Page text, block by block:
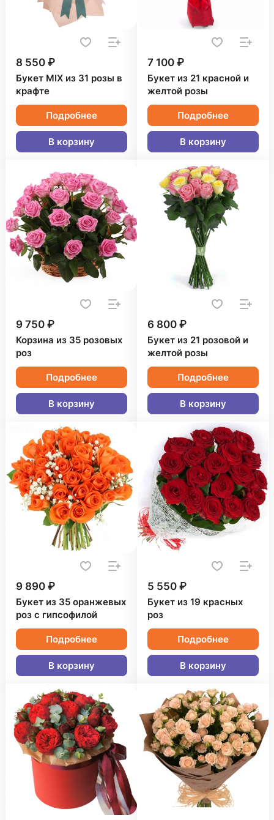
8 550 ₽
Букет MIX из 31 розы в
крафте
Подробнее
В корзину
7 100 ₽
Букет из 21 красной и
желтой розы
Подробнее
В корзину
9 750 ₽
Корзина из 35 розовых
роз
Подробнее
В корзину
6 800 ₽
Букет из 21 розовой и
желтой розы
Подробнее
В корзину
9 890 ₽
Букет из 35 оранжевых
роз с гипсофилой
Подробнее
В корзину
5 550 ₽
Букет из 19 красных
роз
Подробнее
В корзину